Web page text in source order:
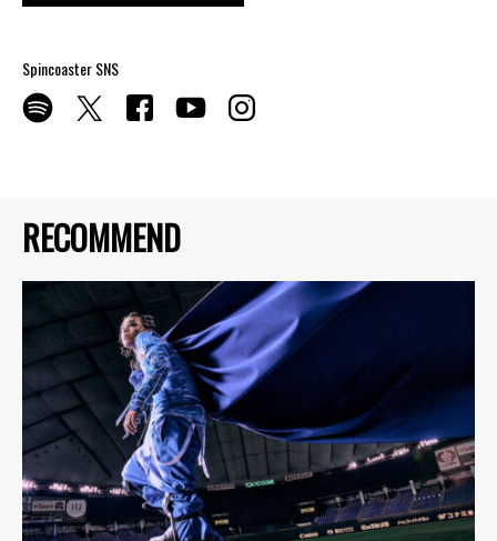
RECOMMEND
Spincoaster SNS